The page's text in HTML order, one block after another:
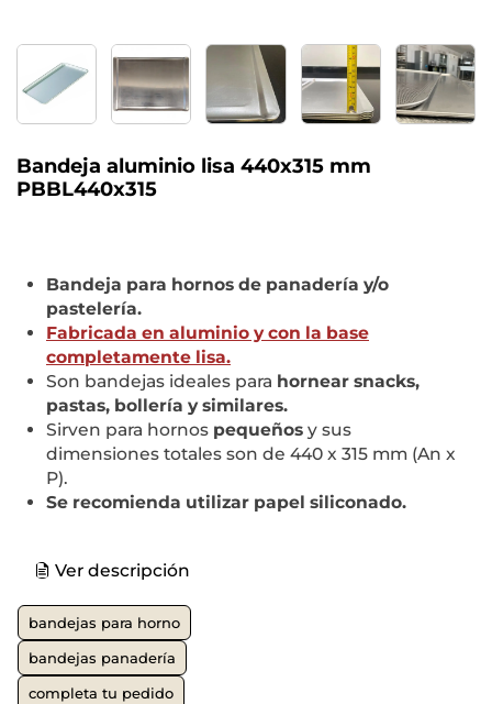
Bandeja aluminio lisa 440x315 mm
PBBL440x315
Bandeja para hornos de panadería y/o
pastelería.
Fabricada en aluminio y con la base
completamente lisa.
Son bandejas ideales para hornear snacks,
pastas, bollería y similares.
Sirven para hornos pequeños y sus
dimensiones totales son de 440 x 315 mm (An x
P).
Se recomienda utilizar papel siliconado.
Ver descripción
bandejas para horno
bandejas panadería
completa tu pedido